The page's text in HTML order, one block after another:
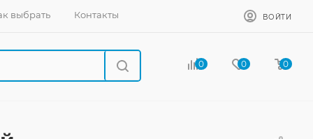
выбрать Контакты ВОЙТИ
0 0 0